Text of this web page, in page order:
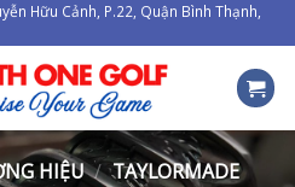
Hữu Cảnh, P.22, Quận Bình Thạnh,
HIỆU / TAYLORMADE